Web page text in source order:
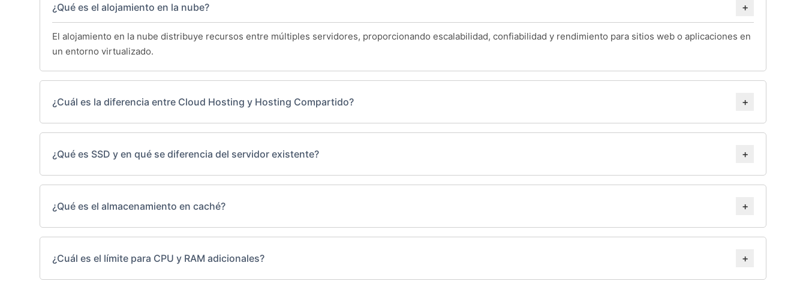
¿Qué es el alojamiento en la nube?
El alojamiento en la nube distribuye recursos entre múltiples servidores, proporcionando escalabilidad, confiabilidad y rendimiento para sitios web o aplicaciones en
un entorno virtualizado.
¿Cuál es la diferencia entre Cloud Hosting y Hosting Compartido?
¿Qué es SSD y en qué se diferencia del servidor existente?
¿Qué es el almacenamiento en caché?
¿Cuál es el límite para CPU y RAM adicionales?